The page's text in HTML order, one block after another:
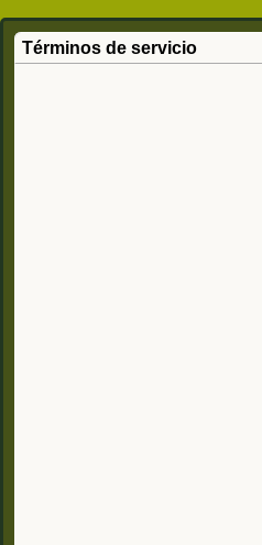
Términos de servicio